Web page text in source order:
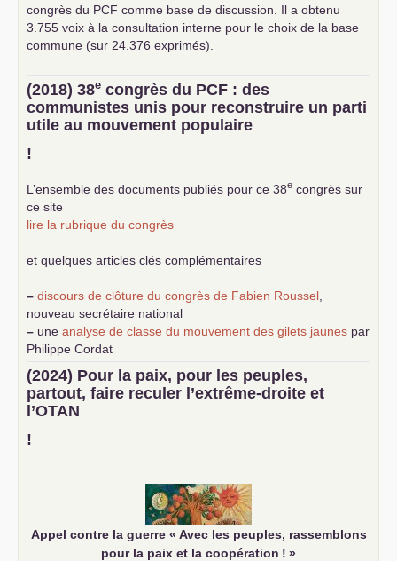
congrès du PCF comme base de discussion. Il a obtenu
3.755 voix à la consultation interne pour le choix de la base
commune (sur 24.376 exprimés).
(2018) 38e congrès du PCF : des
communistes unis pour reconstruire un parti
utile au mouvement populaire
!
L’ensemble des documents publiés pour ce 38e congrès sur
ce site
lire la rubrique du congrès
et quelques articles clés complémentaires
– discours de clôture du congrès de Fabien Roussel
nouveau secrétaire national
– une analyse de classe du mouvement des gilets jaunes par
Philippe Cordat
–
un texte de Jean-Claude Delaunay
le marxisme est la
science sociale de notre temps
–un appel proposé aux partis communistes et ouvrier
d’Europe
–
(2024) Pour la paix, pour les peuples,
partout, faire reculer l’extrême-droite et
l’OTAN
!
Appel contre la guerre « Avec les peuples, rassemblons
pour la paix et la coopération ! »